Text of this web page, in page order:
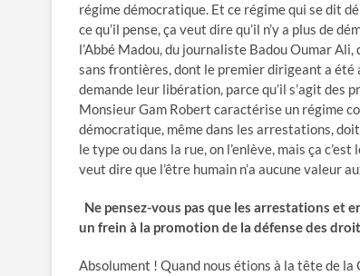
régime démocratique. Et ce régime qui se dit
ce qu’il pense, ça veut dire qu’il n’y a plus de
l’Abbé Madou, du journaliste Badou Oumar
sans frontières, dont le premier dirigeant a été
demande leur libération, parce qu’il s’agit des
Monsieur Gam Robert caractérise un régime
démocratique, même dans les arrestations,
le type ou dans la rue, on l’enlève, mais ça
veut dire que l’être humain n’a aucune valeur
Ne pensez-vous pas que les arrestations et
un frein à la promotion de la défense des
Absolument ! Quand nous étions à la tête de la